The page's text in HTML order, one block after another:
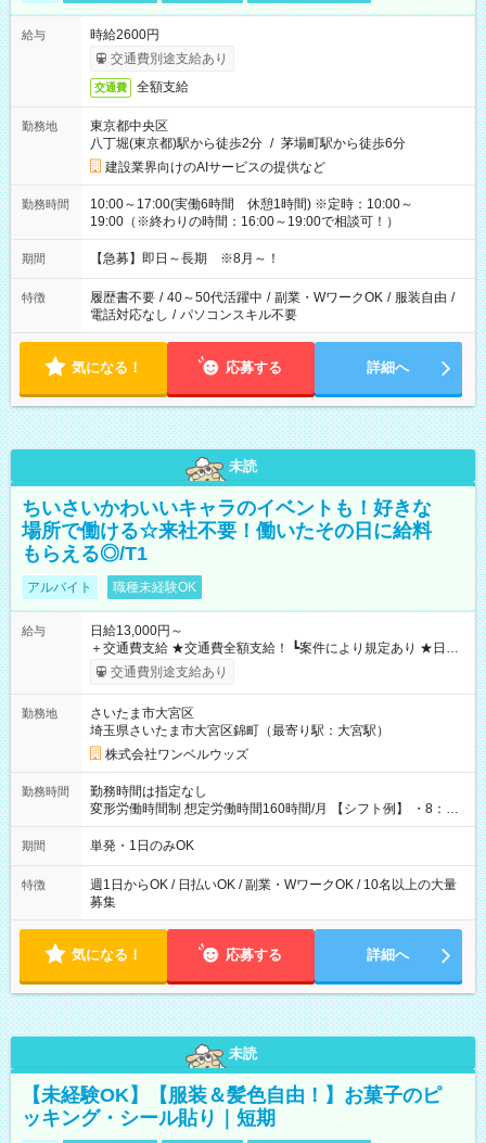
給与
時給2600円
交通費別途支給あり
交通費 全額支給
勤務地
東京都中央区
八丁堀(東京都)駅から徒歩2分 / 茅場町駅から徒歩6分
建設業界向けのAIサービスの提供など
勤務時間
10:00～17:00(実働6時間 休憩1時間) ※定時：10:00～
19:00（※終わりの時間：16:00～19:00で相談可！）
期間 【急募】即日～長期 ※8月～！
特徴 履歴書不要 / 40～50代活躍中 / 副業・WワークOK / 服装自由 /
電話対応なし / パソコンスキル不要
気になる！ 応募する 詳細へ
未読
ちいさいかわいいキャラのイベントも！好きな
場所で働ける☆来社不要！働いたその日に給料
もらえる◎/T1
アルバイト 職種未経験OK
給与
日給13,000円～
＋交通費支給 ★交通費全額支給！ ┗案件により規定あり ★日払
いOK！（規定あり） ┗働いたその日に現金GET♪ お仕事後はコ
ンビニATMから 日払い分を引き落とせます！ 【試用期間】試
交通費別途支給あり
勤務地
さいたま市大宮区
埼玉県さいたま市大宮区錦町（最寄り駅：大宮駅）
株式会社ワンベルウッズ
勤務時間
勤務時間は指定なし
変形労働時間制 想定労働時間160時間/月 【シフト例】 ・8：00
～21：00
期間 単発・1日のみOK
特徴
週1日からOK / 日払いOK / 副業・WワークOK / 10名以上の大量
募集
気になる！ 応募する 詳細へ
未読
【未経験OK】【服装＆髪色自由！】お菓子のピ
ッキング・シール貼り｜短期